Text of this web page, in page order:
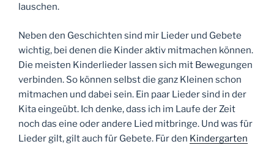
lauschen.
Neben den Geschichten sind mir Lieder und Gebete
wichtig, bei denen die Kinder aktiv mitmachen können.
Die meisten Kinderlieder lassen sich mit Bewegungen
verbinden. So können selbst die ganz Kleinen schon
mitmachen und dabei sein. Ein paar Lieder sind in der
Kita eingeübt. Ich denke, dass ich im Laufe der Zeit
noch das eine oder andere Lied mitbringe. Und was für
Lieder gilt, gilt auch für Gebete. Für den Kindergarten